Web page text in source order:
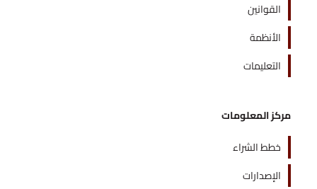
القوانين
الأنظمة
التعليمات
مركز المعلومات
خطط الشراء
الإصدارات